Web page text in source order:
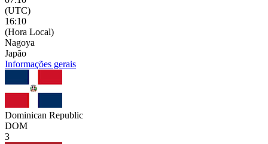
(UTC)
16:10
(Hora Local)
Nagoya
Japão
Informações gerais
Dominican Republic
DOM
3